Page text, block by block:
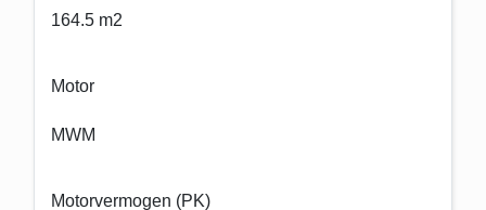
164.5 m2
Motor
MWM
Motorvermogen (PK)